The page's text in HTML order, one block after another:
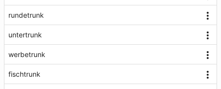
rundetrunk
untertrunk
werbetrunk
fischtrunk